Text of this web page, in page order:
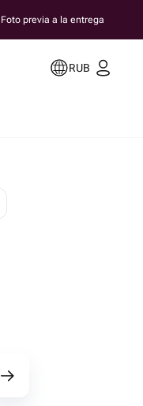
Foto previa a la entrega
RUB
cv/filters/name_fast_delivery